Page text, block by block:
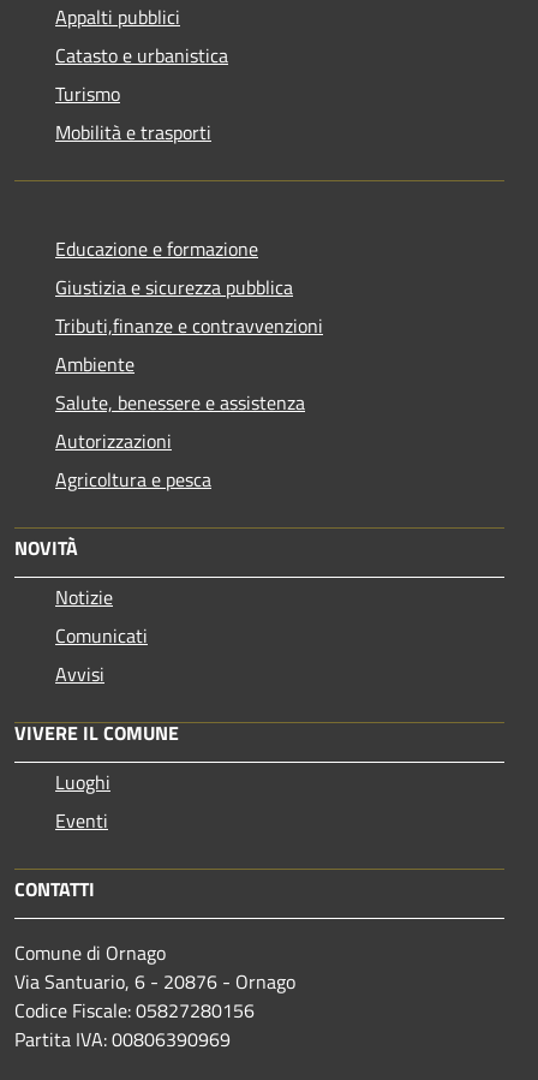
Appalti pubblici
Catasto e urbanistica
Turismo
Mobilità e trasporti
Educazione e formazione
Giustizia e sicurezza pubblica
Tributi,finanze e contravvenzioni
Ambiente
Salute, benessere e assistenza
Autorizzazioni
Agricoltura e pesca
NOVITÀ
Notizie
Comunicati
Avvisi
VIVERE IL COMUNE
Luoghi
Eventi
CONTATTI
Comune di Ornago
Via Santuario, 6 - 20876 - Ornago
Codice Fiscale: 05827280156
Partita IVA: 00806390969